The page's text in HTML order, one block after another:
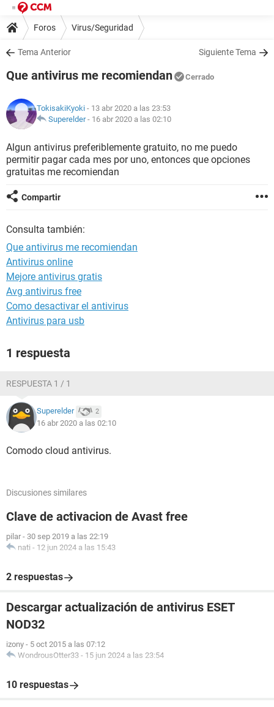
Foros Virus/Seguridad
Tema Anterior Siguiente Tema
Que antivirus me recomiendan Cerrado
TokisakiKyoki - 13 abr 2020 a las 23:53
Superelder- 16 abr 2020 a las 02:10
Algun antivirus preferiblemente gratuito, no me puedo
permitir pagar cada mes por uno, entonces que opciones
gratuitas me recomiendan
Compartir
Consulta también:
Que antivirus me recomiendan
Antivirus online
Mejore antivirus gratis
Avg antivirus free
Como desactivar el antivirus
Antivirus para usb
1 respuesta
RESPUESTA 1 / 1
Superelder 2
16 abr 2020 a las 02:10
Comodo cloud antivirus.
Discusiones similares
Clave de activacion de Avast free
pilar - 30 sep 2019 a las 22:19
nati - 12 jun 2024 a las 15:43
2 respuestas
Descargar actualización de antivirus ESET
NOD32
izony - 5 oct 2015 a las 07:12
WondrousOtter33 - 15 jun 2024 a las 23:54
10 respuestas